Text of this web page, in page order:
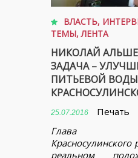
ВЛАСТЬ,
ТЕМЫ,ЛЕНТА
НИКОЛАЙ
ЗАДАЧА –
ПИТЬЕВОЙ
25.07.2016
Печать
Глава
Красносулинского
реальном